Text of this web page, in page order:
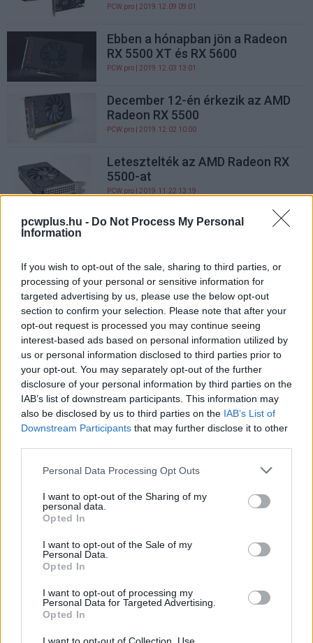
pcwplus.hu - Do Not Process My Personal
Information
If you wish to opt-out of the sale, sharing to third parties, or
processing of your personal or sensitive information for
targeted advertising by us, please use the below opt-out
section to confirm your selection. Please note that after your
opt-out request is processed you may continue seeing
interest-based ads based on personal information utilized by
us or personal information disclosed to third parties prior to
your opt-out. You may separately opt-out of the further
disclosure of your personal information by third parties on the
IAB’s list of downstream participants. This information may
also be disclosed by us to third parties on the IAB’s List of
Downstream Participants that may further disclose it to other
Please note that this website/app uses one or more Google
not limited to your visit or usage behaviour. You may click to
grant or deny consent to Google and its third-party tags to
use your data for below specified purposes in below Google
consent section.
Personal Data Processing Opt Outs
I want to opt-out of the Sharing of my
personal data.
Opted In
I want to opt-out of the Sale of my
Personal Data.
Opted In
I want to opt-out of processing my
Personal Data for Targeted Advertising.
Opted In
PCW.pro | 2019.12.09 09:01
Ebben a hónapban jön a Radeon
RX 5500 XT és RX 5600
PCW.pro | 2019.12.03 13:01
December 12-én érkezik az AMD
Radeon RX 5500
PCW.pro | 2019.12.02 10:00
Letesztelték az AMD Radeon RX
5500-at
PCW.pro | 2019.11.22 13:19
Több Radeon RX 5500-at is tervez
Menetrend szerint érkezett a
GeForce GTX 1660 Super és a
GTX 1650 Super
PCW.pro| 2019.10.30 12:30
Így nézhet ki az XFX Radeon RX
5500 THICC II
PCW.pro| 2019.10.18 09:02
7 nm-es technológiával érkezik az
MSI Alpha 15 gamerlaptopja
PCW.pro| 2019.10.10 09:03
odacsapna a GeForce GTX 1650-
Október 7-én debütál a Radeon